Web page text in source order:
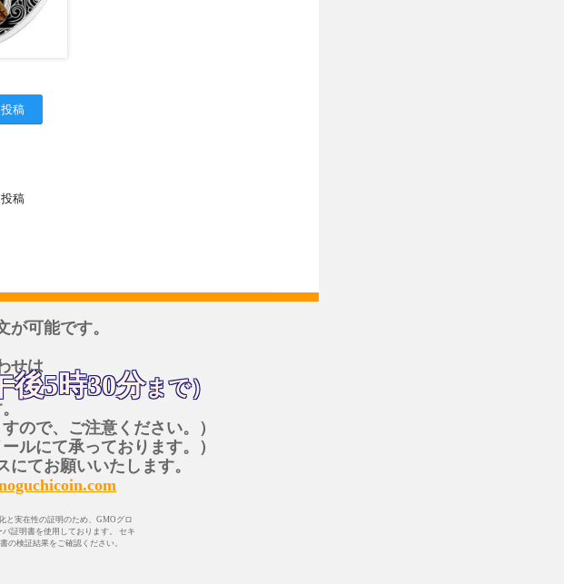
稿
稿
が可能です。
せは
後5時30分まで）
ので、ご注意ください。）
ルにて承っております。）
てお願いいたします。
と実在性の証明のため、GMOグロ
証明書を使用しております。 セキ
の検証結果をご確認ください。